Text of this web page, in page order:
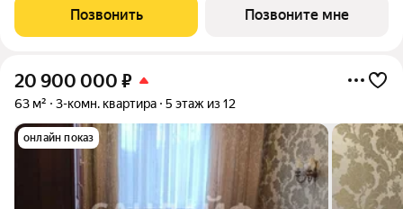
Новомосковский административный округ, район Коммунарка,
ЖК Прокшино, 7.1.3. Общая площадь
Позвонить Позвоните мне
20 900 000 ₽
63 м² 3-комн. квартира 5 этаж из 12
онлайн показ